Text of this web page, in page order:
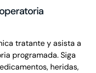
tratante y asista a
programada. Siga
heridas,